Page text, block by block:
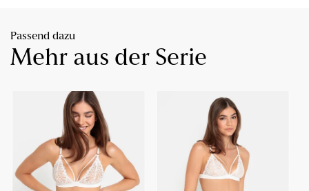
Passend dazu
Mehr aus der Serie